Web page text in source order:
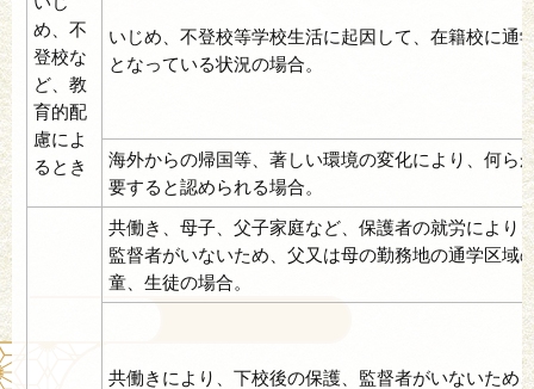
め、不
登校な
ど、教
育的配
慮によ
るとき
いじめ、不登校等学校生活に起因して、在籍校に通
となっている状況の場合。
海外からの帰国等、著しい環境の変化により、何ら
要すると認められる場合。
共働き、母子、父子家庭など、保護者の就労により
監督者がいないため、父又は母の勤務地の通学区域
童、生徒の場合。
共働きにより、下校後の保護、監督者がいないため